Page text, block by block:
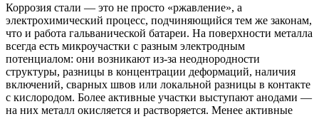
Коррозия стали — это не просто «ржавление», а
электрохимический процесс, подчиняющийся тем же законам,
что и работа гальванической батареи. На поверхности металла
всегда есть микроучастки с разным электродным
потенциалом: они возникают из-за неоднородности
структуры, разницы в концентрации деформаций, наличия
включений, сварных швов или локальной разницы в контакте
с кислородом. Более активные участки выступают анодами —
на них металл окисляется и растворяется. Менее активные